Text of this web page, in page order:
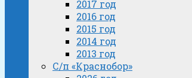
2017 год
2016 год
2015 год
2014 год
2013 год
С/п «Краснобор»